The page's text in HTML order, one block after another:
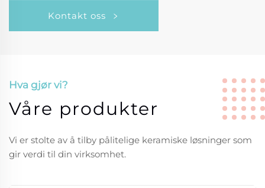
Kontakt oss
Hva gjør vi?
Våre produkter
Vi er stolte av å tilby pålitelige keramiske løsninger som
gir verdi til din virksomhet.